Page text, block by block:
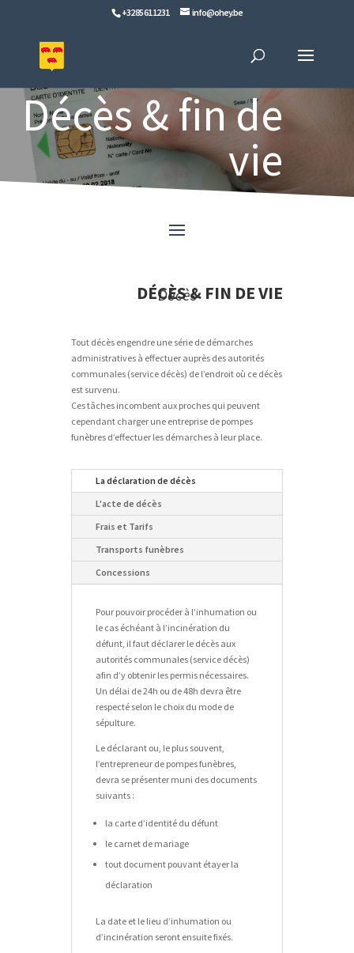
+32 85 61 12 31 info@ohey.be
Décès & fin de
vie
DÉCÈS & FIN DE VIE
Décès
Tout décès engendre une série de démarches
administratives à effectuer auprès des autorités
communales (service décès) de l’endroit où ce décès
est survenu.
Ces tâches incombent aux proches qui peuvent
cependant charger une entreprise de pompes
funèbres d’effectuer les démarches à leur place.
La déclaration de décès
L'acte de décès
Frais et Tarifs
Transports funèbres
Concessions
Pour pouvoir procéder à l’inhumation ou
le cas échéant à l’incinération du
défunt, il faut déclarer le décès aux
autorités communales (service décès)
afin d’y obtenir les permis nécessaires.
Un délai de 24h ou de 48h devra être
respecté selon le choix du mode de
sépulture.
Le déclarant ou, le plus souvent,
l’entrepreneur de pompes funèbres,
devra se présenter muni des documents
suivants :
la carte d’identité du défunt
le carnet de mariage
tout document pouvant étayer la
déclaration
La date et le lieu d’inhumation ou
d’incinération seront ensuite fixés.